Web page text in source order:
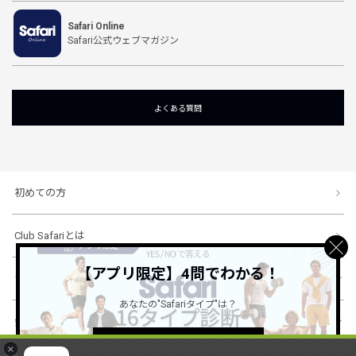
×
Safari Online
Safari公式ウェブマガジン
よくある質問
初めての方
Club Safariとは
ショッピングガイド
会社概要・規約
【アプリ限定】4問でわかる！
あなたの"Safariタイプ"は？
詳しくはこちら ＞